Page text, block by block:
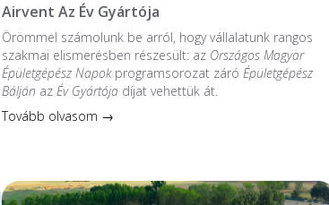
Airvent Az Év Gyártója
Örömmel számolunk be arról, hogy vállalatunk rangos
szakmai elismerésben részesült: az Országos Magyar
Épületgépész Napokprogramsorozat záró Épületgépész
Bálján az Év Gyártójadíjat vehettük át.
Tovább olvasom →